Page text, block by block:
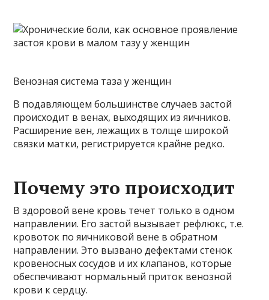
Венозная система таза у женщин
В подавляющем большинстве случаев застой
происходит в венах, выходящих из яичников.
Расширение вен, лежащих в толще широкой
связки матки, регистрируется крайне редко.
Почему это происходит
В здоровой вене кровь течет только в одном
направлении. Его застой вызывает рефлюкс, т.е.
кровоток по яичниковой вене в обратном
направлении. Это вызвано дефектами стенок
кровеносных сосудов и их клапанов, которые
обеспечивают нормальный приток венозной
крови к сердцу.